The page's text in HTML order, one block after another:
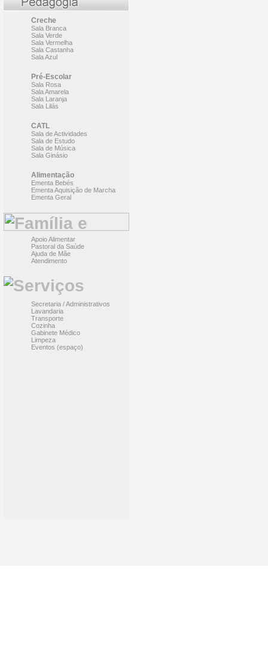
Creche
Sala Branca
Sala Verde
Sala Vermelha
Sala Castanha
Sala Azul
Pré-Escolar
Sala Rosa
Sala Amarela
Sala Laranja
Sala Lilás
CATL
Sala de Actividades
Sala de Estudo
Sala de Música
Sala Ginásio
Alimentação
Ementa Bebés
Ementa Aquisição de Marcha
Ementa Geral
Apoio Alimentar
Pastoral da Saúde
Ajuda de Mãe
Atendimento
Secretaria / Administrativos
Lavandaria
Transporte
Cozinha
Gabinete Médico
Limpeza
Eventos (espaço)